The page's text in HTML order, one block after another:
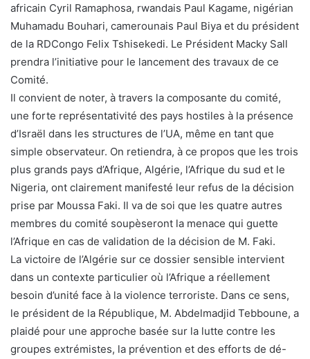
africain Cyril Ramaphosa, rwandais Paul Kagame, nigérian
Muhamadu Bouhari, camerounais Paul Biya et du président
de la RDCongo Felix Tshisekedi. Le Président Macky Sall
prendra l’initiative pour le lancement des travaux de ce
Comité.
Il convient de noter, à travers la composante du comité,
une forte représentativité des pays hostiles à la présence
d’Israël dans les structures de l’UA, même en tant que
simple observateur. On retiendra, à ce propos que les trois
plus grands pays d’Afrique, Algérie, l’Afrique du sud et le
Nigeria, ont clairement manifesté leur refus de la décision
prise par Moussa Faki. Il va de soi que les quatre autres
membres du comité soupèseront la menace qui guette
l’Afrique en cas de validation de la décision de M. Faki.
La victoire de l’Algérie sur ce dossier sensible intervient
dans un contexte particulier où l’Afrique a réellement
besoin d’unité face à la violence terroriste. Dans ce sens,
le président de la République, M. Abdelmadjid Tebboune, a
plaidé pour une approche basée sur la lutte contre les
groupes extrémistes, la prévention et des efforts de dé-